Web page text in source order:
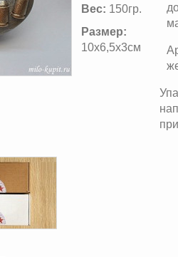
Вес: 150гр.
Размер:
10х6,5х3см